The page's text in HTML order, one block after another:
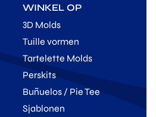
WINKEL OP
3D Molds
Tuille vormen
Tartelette Molds
Perskits
Buñuelos / Pie Tee
Sjablonen